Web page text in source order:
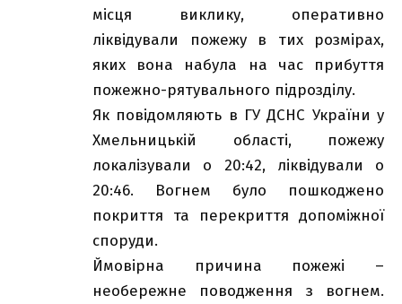
місця виклику, оперативно
ліквідували пожежу в тих розмірах,
яких вона набула на час прибуття
пожежно-рятувального підрозділу.
Як повідомляють в ГУ ДСНС України у
Хмельницькій області, пожежу
локалізували о 20:42, ліквідували о
20:46. Вогнем було пошкоджено
покриття та перекриття допоміжної
споруди.
Ймовірна причина пожежі –
необережне поводження з вогнем.